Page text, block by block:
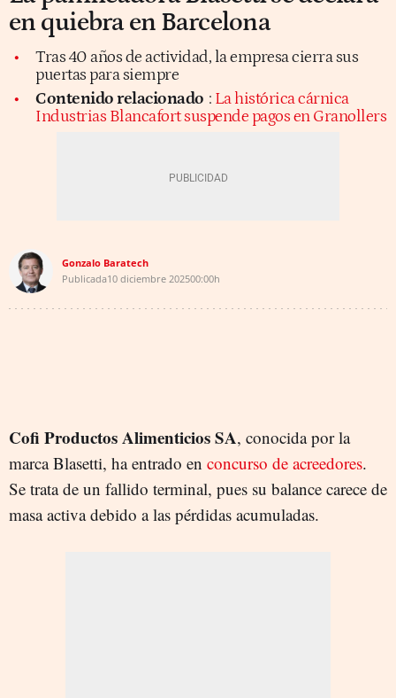
en quiebra en Barcelona
Tras 40 años de actividad, la empresa cierra sus
puertas para siempre
Contenido relacionado : La histórica cárnica
Industrias Blancafort suspende pagos en Granollers
Gonzalo Baratech
Publicada10 diciembre 202500:00h
Cofi Productos Alimenticios SA, conocida por la
marca Blasetti, ha entrado en concurso de acreedores.
Se trata de un fallido terminal, pues su balance carece de
masa activa debido a las pérdidas acumuladas.